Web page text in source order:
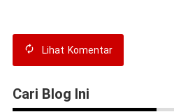
Lihat Komentar
Cari Blog Ini